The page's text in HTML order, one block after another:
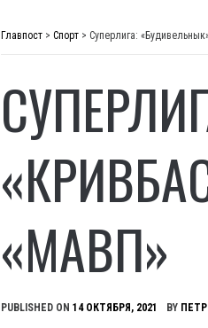
Главпост > Спорт > Суперлига:
«МАВП»
PUBLISHED ON 14 ОКТЯБРЯ, 2021 BY